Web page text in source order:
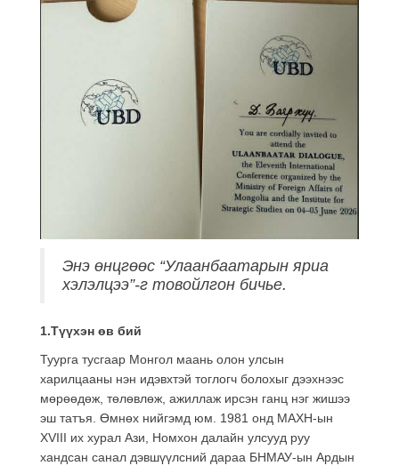
Энэ өнцгөөс “Улаанбаатарын яриа
хэлэлцээ”-г товойлгон бичье.
1.Түүхэн өв бий
Туурга тусгаар Монгол маань олон улсын
харилцааны нэн идэвхтэй тоглогч болохыг дээхнээс
мөрөөдөж, төлөвлөж, ажиллаж ирсэн ганц нэг жишээ
эш татъя. Өмнөх нийгэмд юм. 1981 онд МАХН-ын
XVIII их хурал Ази, Номхон далайн улсууд руу
хандсан санал дэвшүүлсний дараа БНМАУ-ын Ардын